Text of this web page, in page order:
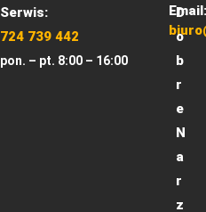
Serwis:
724 739 442
pon. – pt. 8:00 – 16:00
Email:
D
o
b
r
e
N
a
r
z